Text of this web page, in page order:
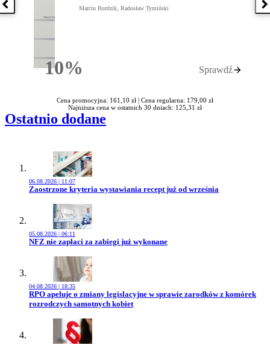
Poprzednia książka
10%Rabatu
Marcin Burdzik, Radosław Tymiński
Sprawdź
Cena promocyjna: 161,10 zł | Cena regularna: 179,00 zł
Najniższa cena w ostatnich 30 dniach: 125,31 zł
Ostatnio dodane
06.08.2026 | 11:07
Przejdź do artykułu:
Zaostrzone kryteria wystawiania recept już od września
05.08.2026 | 06:11
Przejdź do artykułu:
NFZ nie zapłaci za zabiegi już wykonane
04.08.2026 | 18:35
Przejdź do artykułu:
RPO apeluje o zmiany legislacyjne w sprawie zarodków z komórek
rozrodczych samotnych kobiet